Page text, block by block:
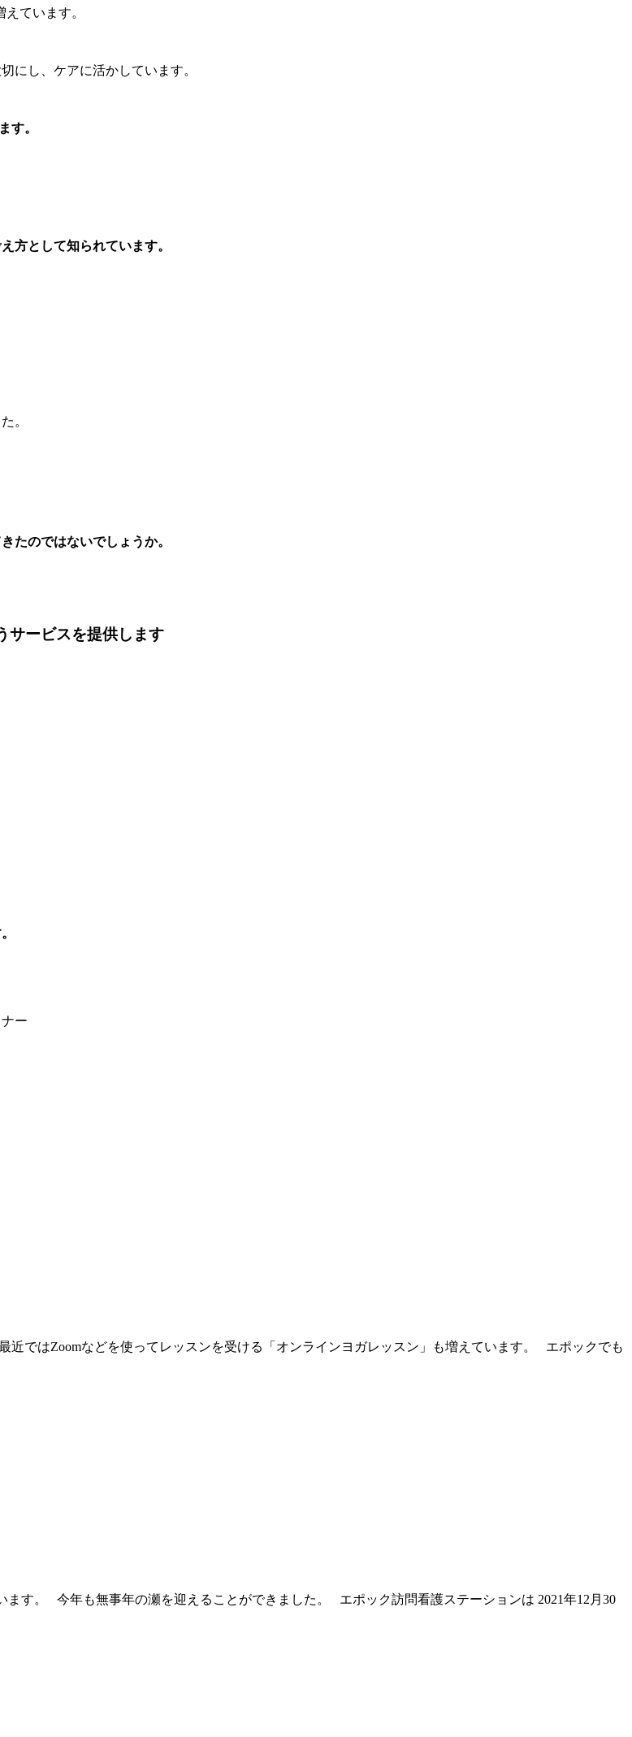
ています。
にし、ケアに活かしています。
す。
方として知られています。
。
たのではないでしょうか。
サービスを提供します
ー
近ではZoomなどを使ってレッスンを受ける「オンラインヨガレッスン」も増えています。 エポックでも
す。 今年も無事年の瀬を迎えることができました。 エポック訪問看護ステーションは 2021年12月30